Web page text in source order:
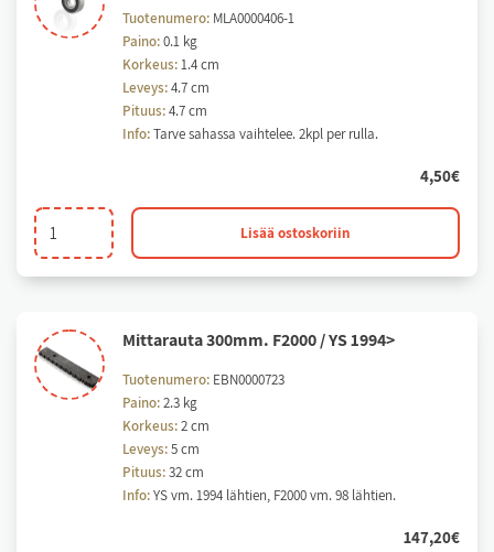
Tuotenumero: MLA0000406-1
Paino:0.1 kg
Korkeus:1.4 cm
Leveys:4.7 cm
Pituus:4.7 cm
Info:Tarve sahassa vaihtelee. 2kpl per rulla.
4,50€
Mittalaitteen
vastinrullan
Lisää ostoskoriin
Mit­ta­rau­ta 300mm. F2000 / YS 1994>
Tuotenumero: EBN0000723
Paino:2.3 kg
Korkeus:2 cm
Leveys:5 cm
Pituus:32 cm
Info:YS vm. 1994 lähtien, F2000 vm. 98 lähtien.
147,20€